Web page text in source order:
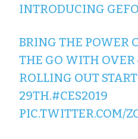
INTRODUCING
BRING THE POWER
THE GO WITH OVER
ROLLING OUT
29TH.#CES2019
PIC.TWITTER.COM/